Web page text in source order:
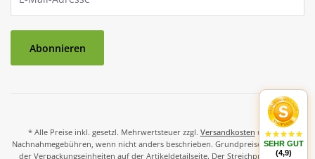
Abonnieren
* Alle Preise inkl. gesetzl. Mehrwertsteuer zzgl. Versandkosten und ggf.
Nachnahmegebühren, wenn nicht anders beschrieben. Grundpreise und Preise
der Verpackungseinheiten auf der Artikeldetailseite. Der Streichpreis ist der
SEHR GUT
(4,9)